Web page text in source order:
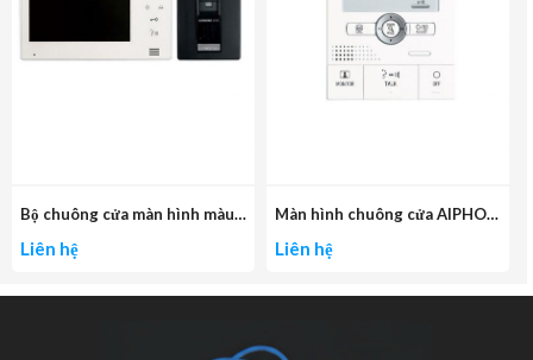
Bộ chuông cửa màn hình màu AIPHONE JOS-1A
Liên hệ
Màn hình chuông cửa AIPHONE JK-1MED Hands-free
Liên hệ